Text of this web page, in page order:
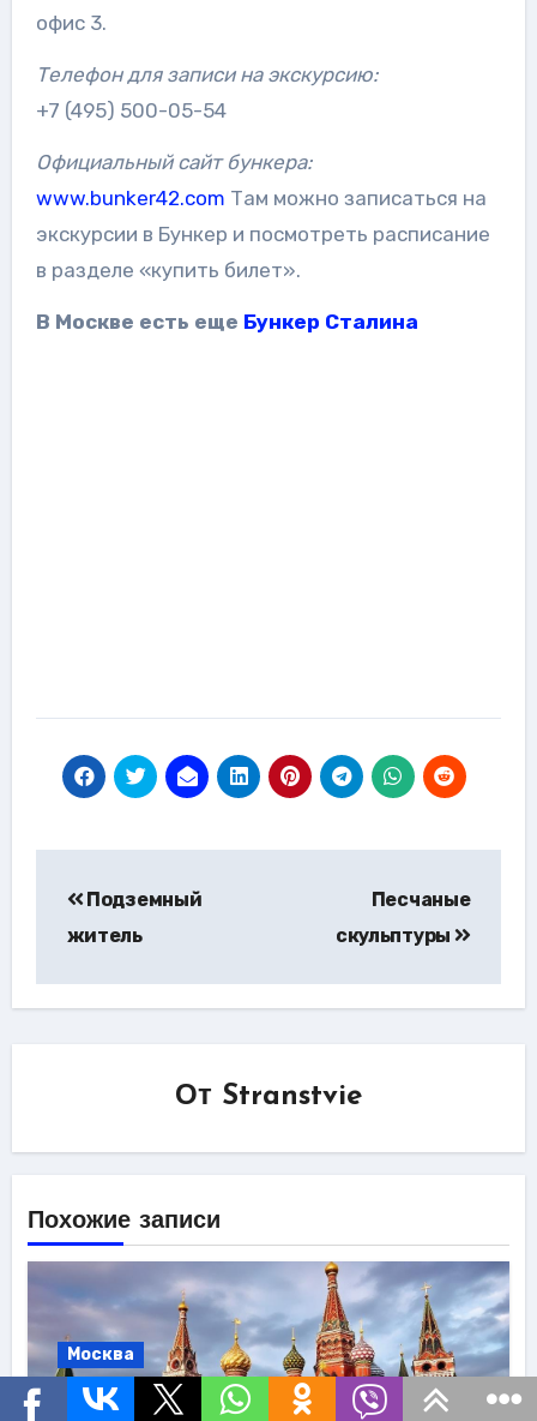
офис 3.
Телефон для записи на экскурсию:
+7 (495) 500-05-54
Официальный сайт бункера:
www.bunker42.com Там можно записаться на
экскурсии в Бункер и посмотреть расписание
в разделе «купить билет».
В Москве есть еще Бункер Сталина
по
записям
Подземный
житель
Песчаные
скульптуры
От Stranstvie
Похожие записи
Москва
Красная площадь: прогулка, которая